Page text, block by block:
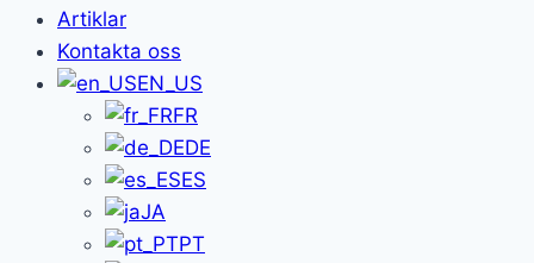
Artiklar
Kontakta oss
EN_US
FR
DE
ES
JA
PT